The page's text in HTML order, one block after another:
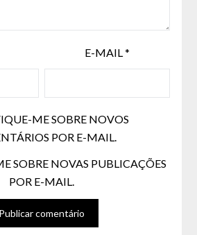
E-MAIL*
ME SOBRE NOVOS
POR E-MAIL.
SOBRE NOVAS PUBLICAÇÕES
POR E-MAIL.